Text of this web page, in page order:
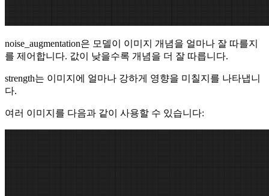
noise_augmentation은 모델이 이미지 개념을 얼마나 잘 따를지
를 제어합니다. 값이 낮을수록 개념을 더 잘 따릅니다.
strength는 이미지에 얼마나 강하게 영향을 미칠지를 나타냅니
다.
여러 이미지를 다음과 같이 사용할 수 있습니다: